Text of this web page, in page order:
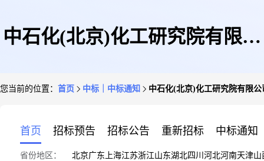
中石化(北京)化工研究院有限公
您当前的位置： 首页 中标｜中标通知 中石化(北京)化工研究院有限
首页 招标预告 招标公告 重新招标 中标通知
省份地区： 北京广东 上海江苏浙江山东湖北四川 河北河南天津山